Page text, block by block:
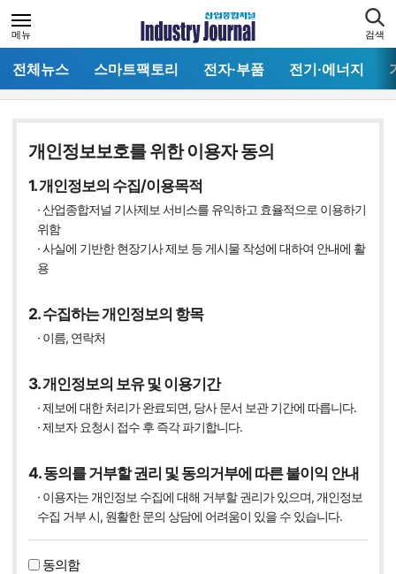
메뉴 검색
전체뉴스 스마트팩토리 전자·부품 전기·에너지
개인정보보호를 위한 이용자 동의
1. 개인정보의 수집/이용목적
· 산업종합저널 기사제보 서비스를 유익하고 효율적으로 이용하기
위함
· 사실에 기반한 현장기사 제보 등 게시물 작성에 대하여 안내에 활
용
2. 수집하는 개인정보의 항목
· 이름, 연락처
3. 개인정보의 보유 및 이용기간
· 제보에 대한 처리가 완료되면, 당사 문서 보관 기간에 따릅니다.
· 제보자 요청시 접수 후 즉각 파기합니다.
4. 동의를 거부할 권리 및 동의거부에 따른 불이익 안내
· 이용자는 개인정보 수집에 대해 거부할 권리가 있으며, 개인정보
수집 거부 시, 원활한 문의 상담에 어려움이 있을 수 있습니다.
동의함